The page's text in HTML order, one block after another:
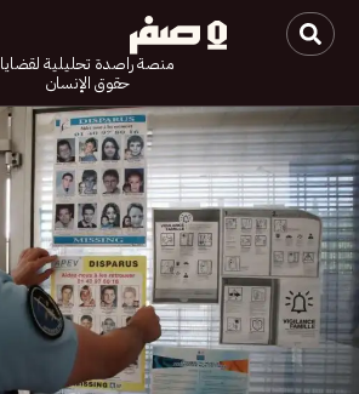
منصة راصدة تحليلية لقضايا
حقوق الإنسان